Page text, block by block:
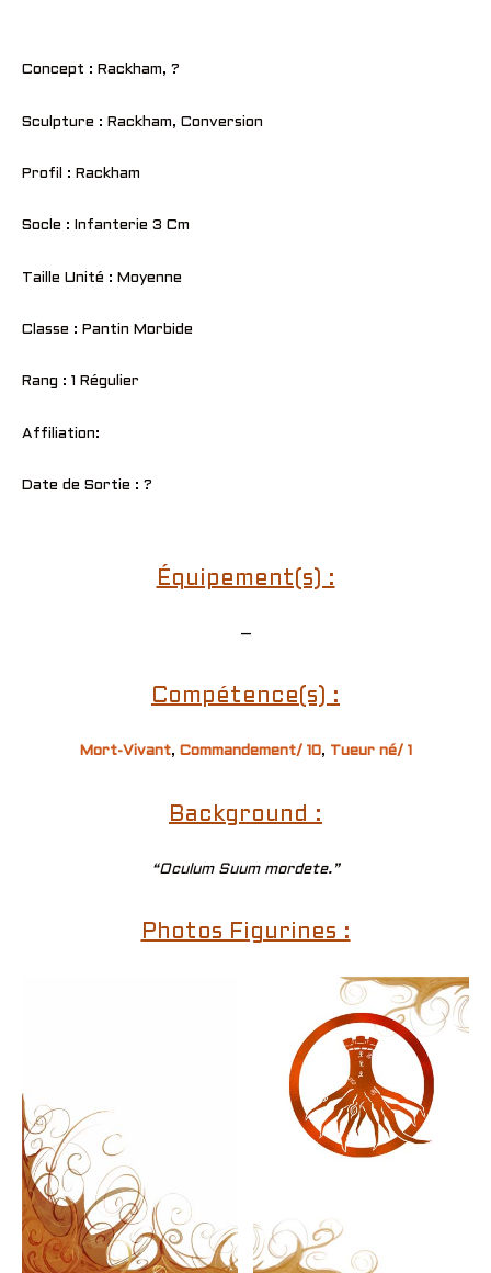
Concept : Rackham, ?
Sculpture : Rackham, Conversion
Profil : Rackham
Socle : Infanterie 3 Cm
Taille Unité : Moyenne
Classe : Pantin Morbide
Rang : 1 Régulier
Affiliation:
Date de Sortie : ?
Équipement(s) :
–
Compétence(s) :
Mort-Vivant, Commandement/ 10, Tueur né/ 1
Background :
“Oculum Suum mordete.”
Photos Figurines :